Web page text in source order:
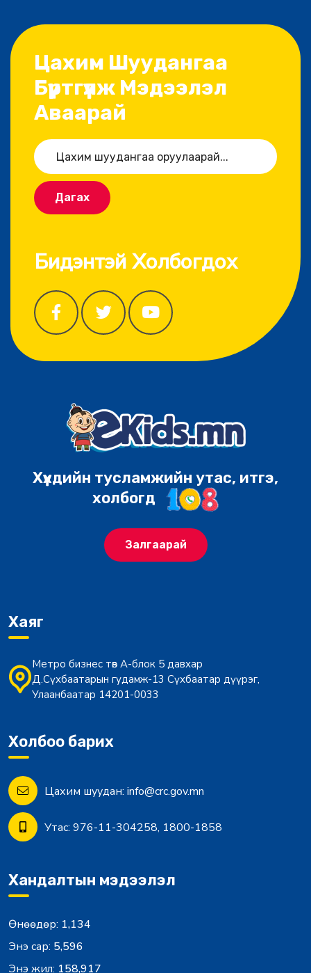
Цахим Шуудангаа
Бүртгүүлж Мэдээлэл
Аваарай
Дагах
Бидэнтэй Холбогдох
Хүүхдийн тусламжийн утас, итгэ,
холбогд
Залгаарай
Хаяг
Метро бизнес төв А-блок 5 давхар
Д.Сүхбаатарын гудамж-13 Сүхбаатар дүүрэг,
Улаанбаатар 14201-0033
Холбоо барих
Цахим шуудан: info@crc.gov.mn
Утас: 976-11-304258, 1800-1858
Хандалтын мэдээлэл
Өнөөдөр: 1,134
Энэ сар: 5,596
Энэ жил: 158,917